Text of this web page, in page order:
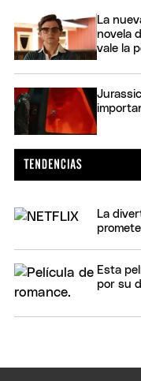
La
novela
vale la
La
Esta
por su